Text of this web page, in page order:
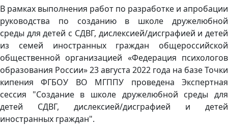
В рамках выполнения работ по разработке и апробации
руководства по созданию в школе дружелюбной
среды для детей с СДВГ, дислексией/дисграфией и детей
из семей иностранных граждан общероссийской
общественной организацией «Федерация психологов
образования России» 23 августа 2022 года на базе Точки
кипения ФГБОУ ВО МГППУ проведена Экспертная
сессия "Создание в школе дружелюбной среды для
детей СДВГ, дислексией/дисграфией и детей
иностранных граждан".